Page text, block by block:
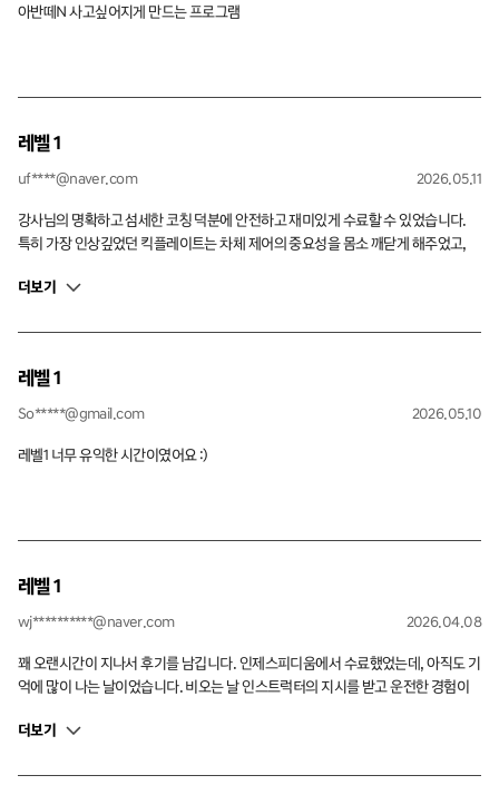
아반떼N 사고싶어지게 만드는 프로그램
레벨 1
uf****@naver.com 2026.05.11
강사님의 명확하고 섬세한 코칭 덕분에 안전하고 재미있게 수료할 수 있었습니다.
특히 가장 인상깊었던 킥플레이트는 차체 제어의 중요성을 몸소 깨닫게 해주었고,
얻을 수 있었습니다. 드라이빙 스킬 향상에 큰 도움이 되는 유익한 시간이었고, 조만
아반떼 N의 매력도 함께 느낄 수 있어서 좋았습니다. 감사합니다.
더보기
레벨 1
So*****@gmail.com 2026.05.10
레벨1 너무 유익한 시간이였어요 :)
레벨 1
wj**********@naver.com 2026.04.08
꽤 오랜시간이 지나서 후기를 남깁니다. 인제스피디움에서 수료했었는데, 아직도 기
억에 많이 나는 날이었습니다. 비오는 날 인스트럭터의 지시를 받고 운전한 경험이
더보기